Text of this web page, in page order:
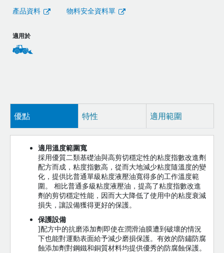
產品資料 物料安全資料單
適用於
優點 特性 適用範圍
適用溫度範圍寬
採用優質二類基礎油與高剪切穩定性的粘度指數改進劑
配方而成，粘度指數高，從而大地減少粘度隨溫度的變
化，提供比普通單級粘度液壓油寬得多的工作溫度範
圍。 相比普通多級粘度液壓油，提高了粘度指數改進
劑的剪切穩定性能，因而大大降低了使用中的粘度衰減
損失，讓設備獲得更好的保護。
保護設備
]配方中的抗磨添加劑即使在潤滑油膜遭到破壞的情況
下也能對運動表面給予減少磨損保護。有效的防鏽防腐
蝕添加劑對鋼鐵和銅質材料均提供優秀的防腐蝕保護。